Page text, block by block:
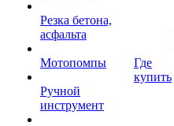
Резка бетона,
асфальта
Мотопомпы
Ручной
инструмент
Где
купить